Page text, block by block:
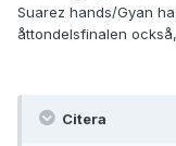
Suarez hands/Gyan
åttondelsfinalen
Citera